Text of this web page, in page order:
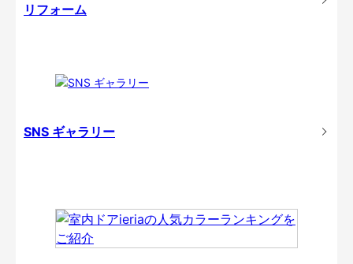
リフォーム
SNS ギャラリー